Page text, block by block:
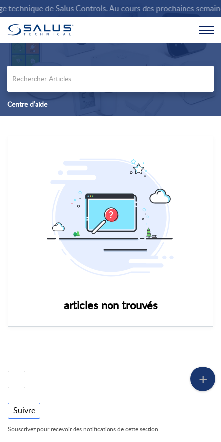
de Salus Controls. Au cours des prochaines
Centre d’aide
articles non trouvés
Suivre
Souscrivez pour recevoir des notifications de cette section.